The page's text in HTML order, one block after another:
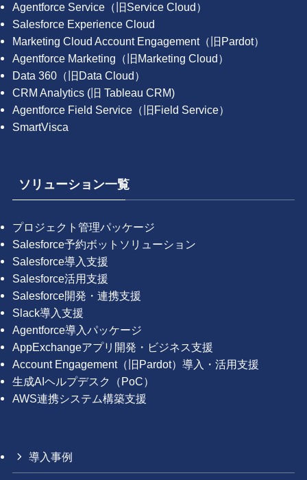
Agentforce Service（旧Service Cloud）
Salesforce Experience Cloud
Marketing Cloud Account Engagement（旧Pardot）
Agentforce Marketing（旧Marketing Cloud）
Data 360（旧Data Cloud）
CRM Analytics (旧 Tableau CRM)
Agentforce Field Service（旧Field Service）
SmartVisca
ソリューション一覧
プロジェクト管理パッケージ
Salesforce予約ボットソリューション
Salesforce導入支援
Salesforce活用支援
Salesforce開発・連携支援
Slack導入支援
Agentforce導入パッケージ
AppExchangeアプリ開発・ビジネス支援
Account Engagement（旧Pardot）導入・活用支援
生成AIヘルプデスク（PoC）
AWS連携システム構築支援
導入事例